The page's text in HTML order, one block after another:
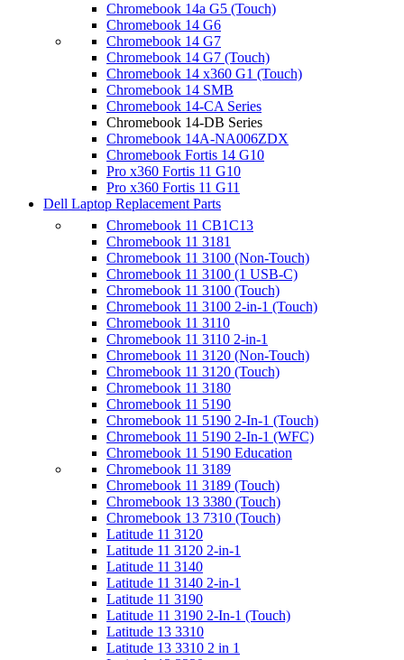
Chromebook 14a G5 (Touch)
Chromebook 14 G6
Chromebook 14 G7
Chromebook 14 G7 (Touch)
Chromebook 14 x360 G1 (Touch)
Chromebook 14 SMB
Chromebook 14-CA Series
Chromebook 14-DB Series
Chromebook 14A-NA006ZDX
Chromebook Fortis 14 G10
Pro x360 Fortis 11 G10
Pro x360 Fortis 11 G11
Dell Laptop Replacement Parts
Chromebook 11 CB1C13
Chromebook 11 3181
Chromebook 11 3100 (Non-Touch)
Chromebook 11 3100 (1 USB-C)
Chromebook 11 3100 (Touch)
Chromebook 11 3100 2-in-1 (Touch)
Chromebook 11 3110
Chromebook 11 3110 2-in-1
Chromebook 11 3120 (Non-Touch)
Chromebook 11 3120 (Touch)
Chromebook 11 3180
Chromebook 11 5190
Chromebook 11 5190 2-In-1 (Touch)
Chromebook 11 5190 2-In-1 (WFC)
Chromebook 11 5190 Education
Chromebook 11 3189
Chromebook 11 3189 (Touch)
Chromebook 13 3380 (Touch)
Chromebook 13 7310 (Touch)
Latitude 11 3120
Latitude 11 3120 2-in-1
Latitude 11 3140
Latitude 11 3140 2-in-1
Latitude 11 3190
Latitude 11 3190 2-In-1 (Touch)
Latitude 13 3310
Latitude 13 3310 2 in 1